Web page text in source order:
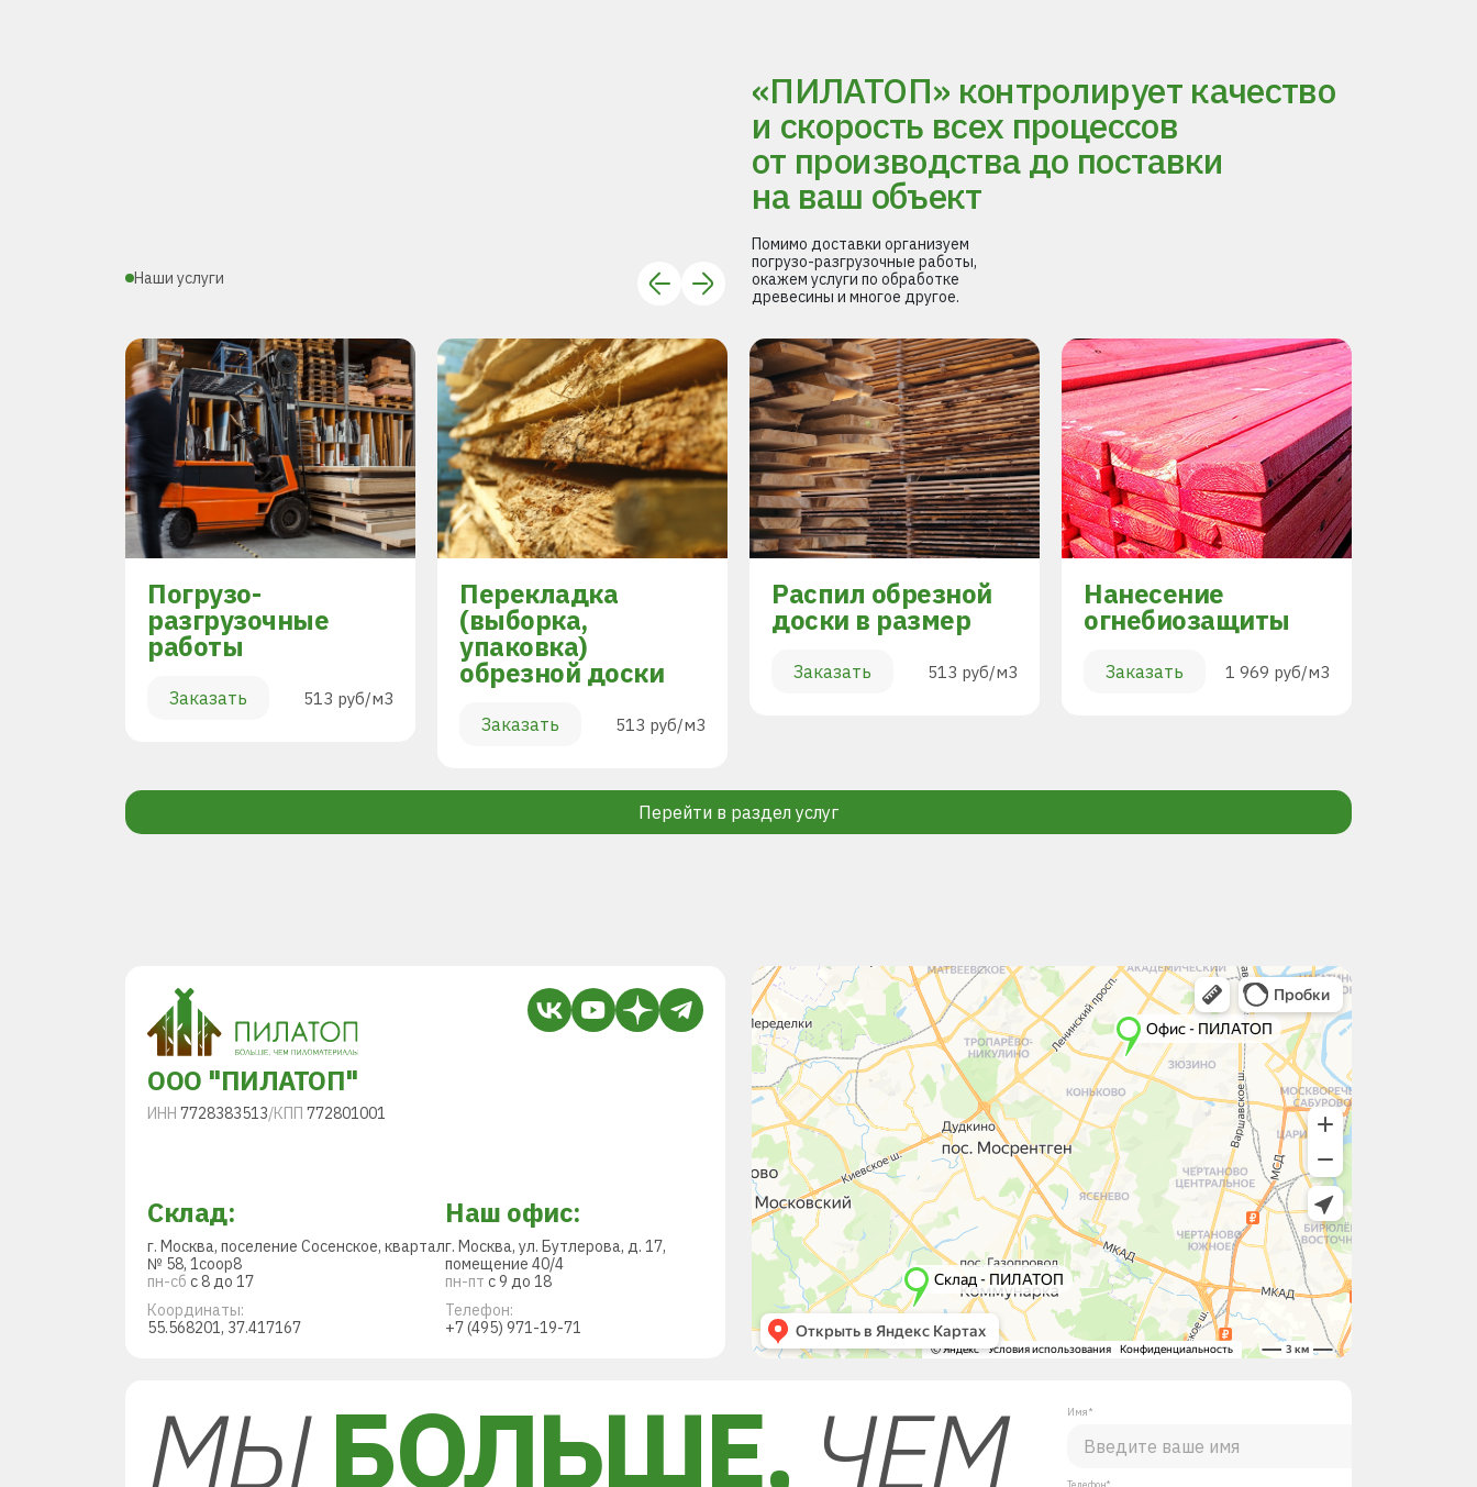
Наши услуги
«ПИЛАТОП» контролирует качество
и скорость всех процессов
от производства до поставки
на ваш объект
Помимо доставки организуем
погрузо-разгрузочные работы,
окажем услуги по обработке
древесины и многое другое.
Погрузо-
разгрузочные
работы
Заказать 513 руб/м3
Перекладка
(выборка,
упаковка)
обрезной доски
Заказать 513 руб/м3
Распил обрезной
доски в размер
Заказать 513 руб/м3
Нанесение
огнебиозащиты
Заказать 1 969 руб/м3
Перейти в раздел услуг
ООО "ПИЛАТОП"
ИНН 7728383513/КПП 772801001
Склад:
г. Москва, поселение Сосенское, квартал
№ 58, 1соор8
пн-сб с 8 до 17
Координаты:
55.568201, 37.417167
Наш офис:
г. Москва, ул. Бутлерова, д. 17,
помещение 40/4
пн-пт с 9 до 18
Телефон:
+7 (495) 971-19-71
МЫБОЛЬШЕ, ЧЕМ Имя*
Телефон*